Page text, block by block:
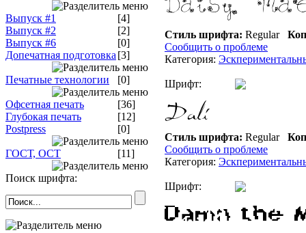
Выпуск #1
[4]
Выпуск #2
[2]
Выпуск #6
[0]
Допечатная подготовка [3]
Печатные технологии [0]
Офсетная печать
[36]
Глубокая печать
[12]
Postpress
[0]
ГОСТ, ОСТ [11]
Поиск шрифта:
Стиль шрифта: Regular
Сообщить о проблеме
Категория:
Шрифт:
Стиль шрифта: Regular
Сообщить о проблеме
Категория:
Шрифт: